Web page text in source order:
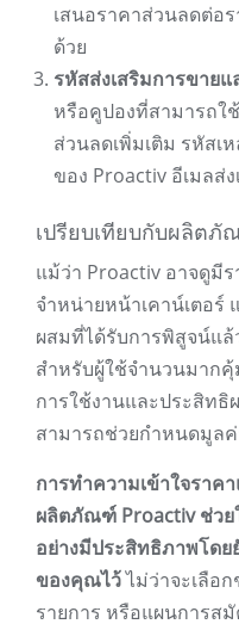
เสนอราคาส่วนลดต่อ
ด้วย
รหัสส่งเสริมการขายแ
หรือคูปองที่สามารถใ
ส่วนลดเพิ่มเติม รหัสเ
ของ Proactiv อีเมลส่
เปรียบเทียบกับผลิต
แม้ว่า Proactiv อาจดูมี
จำหน่ายหน้าเคาน์เตอ
ผสมที่ได้รับการพิสูจน์แ
สำหรับผู้ใช้จำนวนมาก
การใช้งานและประสิทธิ
สามารถช่วยกำหนดมูล
การทำความเข้าใจราค
ผลิตภัณฑ์ Proactiv ช่ว
อย่างมีประสิทธิภาพโดย
ของคุณไว้ไม่ว่าจะเลือ
รายการ หรือแผนการส